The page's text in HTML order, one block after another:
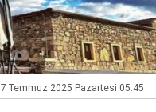
7 Temmuz 2025 Pazartesi 05:45